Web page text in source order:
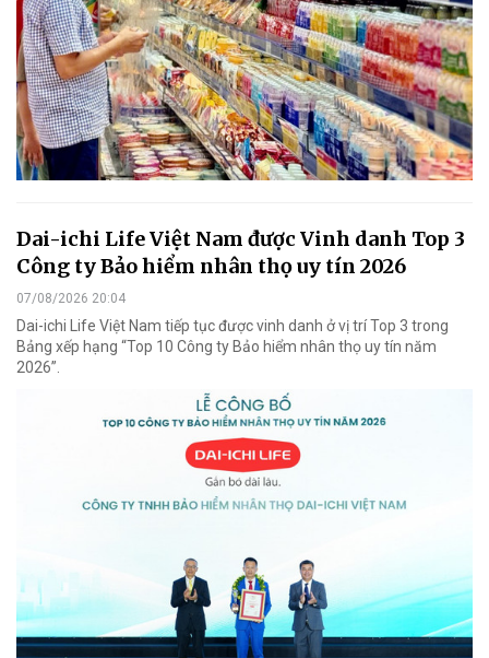
Dai-ichi Life Việt Nam được Vinh danh Top 3
Công ty Bảo hiểm nhân thọ uy tín 2026
07/08/2026 20:04
Dai-ichi Life Việt Nam tiếp tục được vinh danh ở vị trí Top 3 trong
Bảng xếp hạng “Top 10 Công ty Bảo hiểm nhân thọ uy tín năm
2026”.